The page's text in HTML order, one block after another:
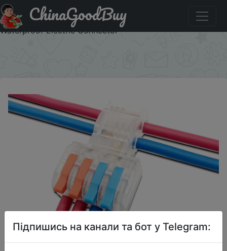
Знижка на T type Quick Electrical Cable Connectors Snap
Splice Lock Wire Terminal Crimp Wire Connector
Waterproof Electric Connector
ChinaGoodBuy
Підпишись на канали та бот у Telegram: